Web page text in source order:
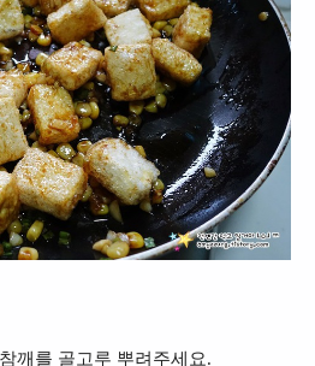
깨를 골고루 뿌려주세요.